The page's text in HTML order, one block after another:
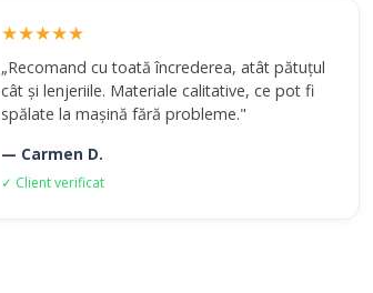
★★★★★
„Recomand cu toată încrederea, atât pătuțul
cât și lenjeriile. Materiale calitative, ce pot fi
spălate la mașină fără probleme."
— Carmen D.
✓ Client verificat